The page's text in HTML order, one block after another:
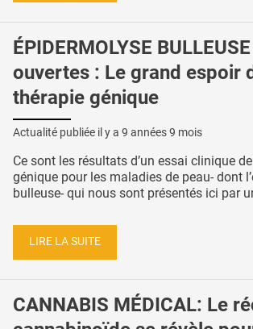
ÉPIDERMOLYSE
ouvertes : Le grand espoir
thérapie génique
Actualité publiée il y a 9 années 9 mois
Ce sont les résultats d’un essai clinique
génique pour les maladies de peau- dont
bulleuse- qui nous sont présentés ici par
LIRE LA SUITE
CANNABIS MÉDICAL: Le